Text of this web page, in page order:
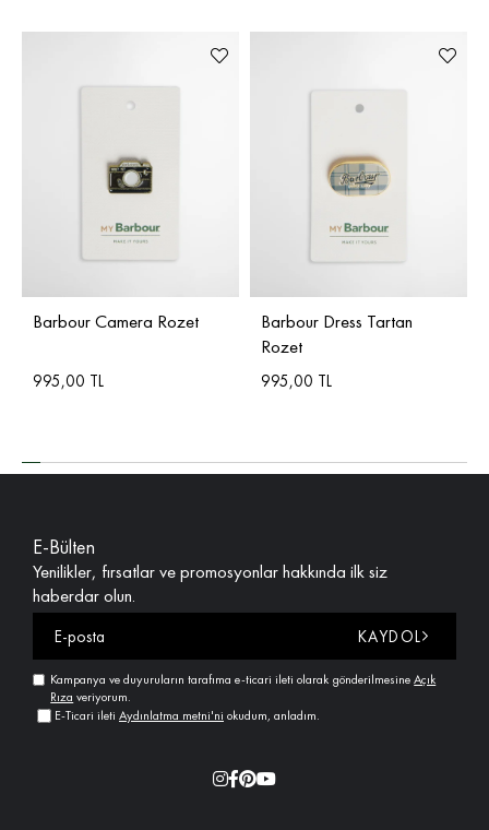
Barbour Camera Rozet
995,00 TL
Barbour Dress Tartan
Rozet
995,00 TL
E-Bülten
Yenilikler, fırsatlar ve promosyonlar hakkında ilk siz
haberdar olun.
KAYDOL
Kampanya ve duyuruların tarafıma e-ticari ileti olarak gönderilmesineAçık
Rıza veriyorum.
E-Ticari ileti Aydınlatma metni'ni okudum, anladım.